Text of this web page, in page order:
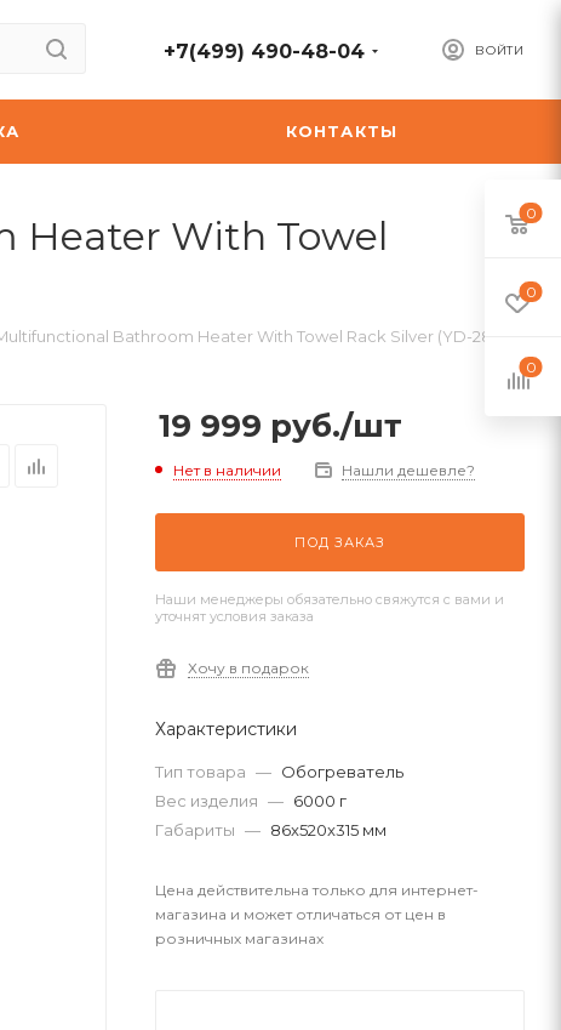
ВОЙТИ
+7(499) 490-48-04
КОНТАКТЫ
Heater With Towel
Bathroom Heater With Towel Rack Silver (YD-2800)
19 999 руб./шт
Нет в наличии Нашли дешевле?
ПОД ЗАКАЗ
Наши менеджеры обязательно свяжутся с вами и
уточнят условия заказа
Хочу в подарок
Характеристики
Тип товара — Обогреватель
Вес изделия — 6000 г
Габариты — 86x520x315 мм
Цена действительна только для интернет-
магазина и может отличаться от цен в
розничных магазинах
0
0
0